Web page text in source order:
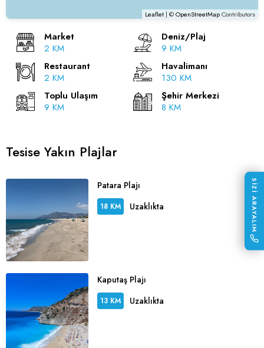
Leaflet | ©OpenStreetMapContributors
Market
2 KM
Deniz/Plaj
9 KM
Restaurant
2 KM
Havalimanı
130 KM
Toplu Ulaşım
9 KM
Şehir Merkezi
8 KM
Tesise Yakın Plajlar
Patara Plajı
18 KM Uzaklıkta
Kaputaş Plajı
13 KM Uzaklıkta
SİZİ ARAYALIM